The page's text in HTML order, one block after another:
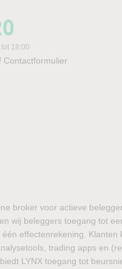
18:00
Contactformulier
broker voor actieve
wij beleggers toegang tot
effectenrekening. Klanten
trading apps en
LYNX toegang tot